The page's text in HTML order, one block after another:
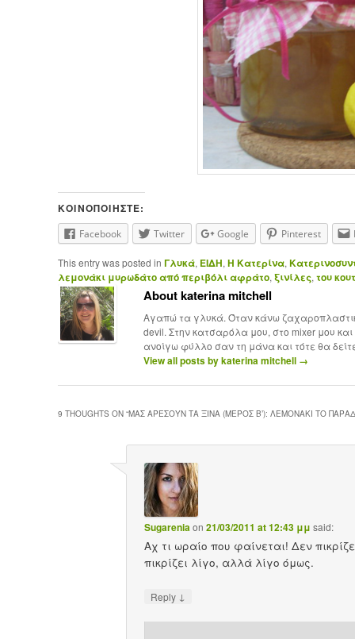
ΚΟΙΝΟΠΟΙΉΣΤΕ:
Facebook Twitter Google Pinterest
This entry was posted in Γλυκά, ΕΙΔΗ, Η Κατερίνα,
λεμονάκι μυρωδάτο από περιβόλι αφράτο, ξινίλες, του
About katerina mitchell
Αγαπώ τα γλυκά. Όταν κάνω
devil. Στην κατσαρόλα μου, στο mixer μου
ανοίγω φύλλο σαν τη μάνα και τότε θα
View all posts by katerina mitchell →
9 THOUGHTS ON “ΜΑΣ ΑΡΈΣΟΥΝ ΤΑ ΞΙΝΆ (ΜΈΡΟΣ Β’): ΛΕΜΟΝΆΚΙ ΤΟ
Sugarenia on 21/03/2011 at 12:43 μμ said:
Αχ τι ωραίο που φαίνεται! Δεν
πικρίζει λίγο, αλλά λίγο όμως.
Reply ↓